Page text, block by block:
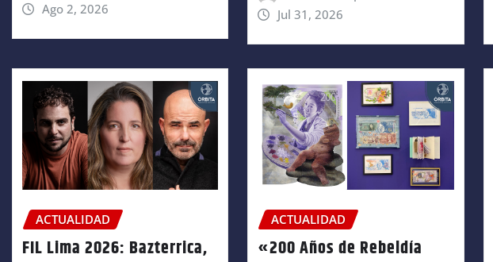
Ago 2, 2026
Jul 31, 2026
ACTUALIDAD
FIL Lima 2026: Bazterrica,
ACTUALIDAD
«200 Años de Rebeldía